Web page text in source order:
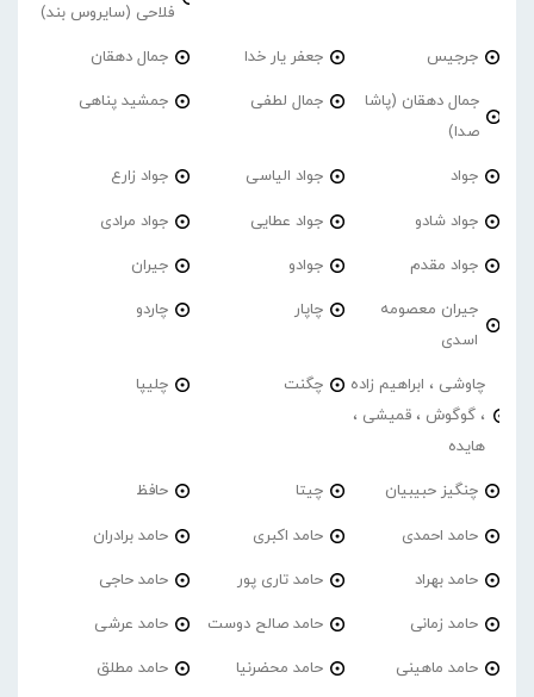
فلاحی (سایروس بند)
جرجیس جعفر یار خدا جمال دهقان
جمال دهقان (پاشا
صدا)
جمال لطفی جمشید پناهی
جواد جواد الیاسی جواد زارع
جواد شادو جواد عطایی جواد مرادی
جواد مقدم جوادو جیران
جیران معصومه
اسدی
چاپار چاردو
چاوشی ، ابراهیم زاده
، گوگوش ، قمیشی ،
هایده
چگنت چلیپا
چنگیز حبیبیان چیتا حافظ
حامد احمدی حامد اکبری حامد برادران
حامد بهراد حامد تاری پور حامد حاجی
حامد زمانی حامد صالح دوست حامد عرشی
حامد ماهینی حامد محضرنیا حامد مطلق